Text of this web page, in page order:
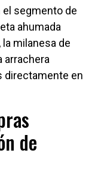
el segmento de
ahumada
milanesa de
arrachera
directamente en
de